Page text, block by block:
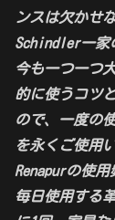
ンスは欠かせ
Schindler一家
今も一つ一つ
的に使うコツ
ので、一度の
を永くご使用
Renapurの使用
毎日使用する